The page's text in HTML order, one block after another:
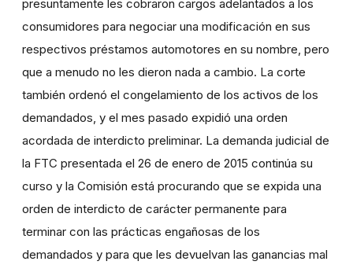
presuntamente les cobraron cargos adelantados a los
consumidores para negociar una modificación en sus
respectivos préstamos automotores en su nombre, pero
que a menudo no les dieron nada a cambio. La corte
también ordenó el congelamiento de los activos de los
demandados, y el mes pasado expidió una orden
acordada de interdicto preliminar. La demanda judicial de
la FTC presentada el 26 de enero de 2015 continúa su
curso y la Comisión está procurando que se expida una
orden de interdicto de carácter permanente para
terminar con las prácticas engañosas de los
demandados y para que les devuelvan las ganancias mal